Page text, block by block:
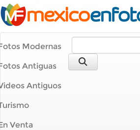
Modernas
Antiguas
Antiguos
Venta